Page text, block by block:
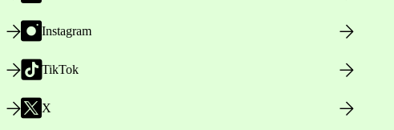
Instagram
TikTok
X